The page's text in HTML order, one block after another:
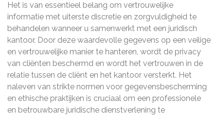
Het is van essentieel belang om vertrouwelijke
informatie met uiterste discretie en zorgvuldigheid te
behandelen wanneer u samenwerkt met een juridisch
kantoor. Door deze waardevolle gegevens op een veilige
en vertrouwelijke manier te hanteren, wordt de privacy
van cliënten beschermd en wordt het vertrouwen in de
relatie tussen de cliënt en het kantoor versterkt. Het
naleven van strikte normen voor gegevensbescherming
en ethische praktijken is cruciaal om een professionele
en betrouwbare juridische dienstverlening te